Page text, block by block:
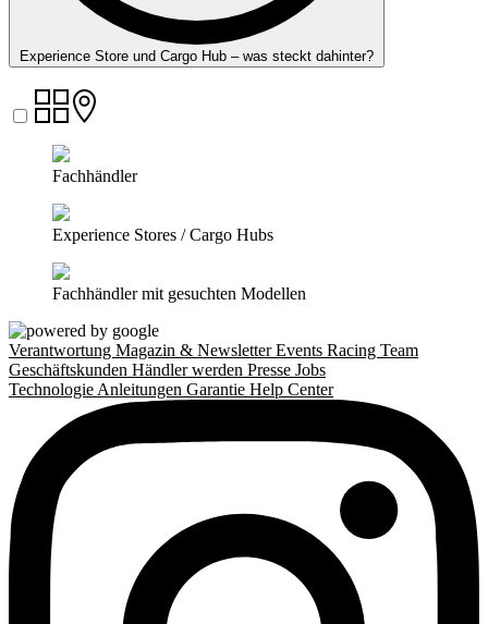
Experience Store und Cargo Hub – was steckt dahinter?
Fachhändler
Experience Stores / Cargo Hubs
Fachhändler mit gesuchten Modellen
Verantwortung Magazin & NewsletterEvents Racing Team
Geschäftskunden Händler werden Presse Jobs
Technologie Anleitungen Garantie Help Center